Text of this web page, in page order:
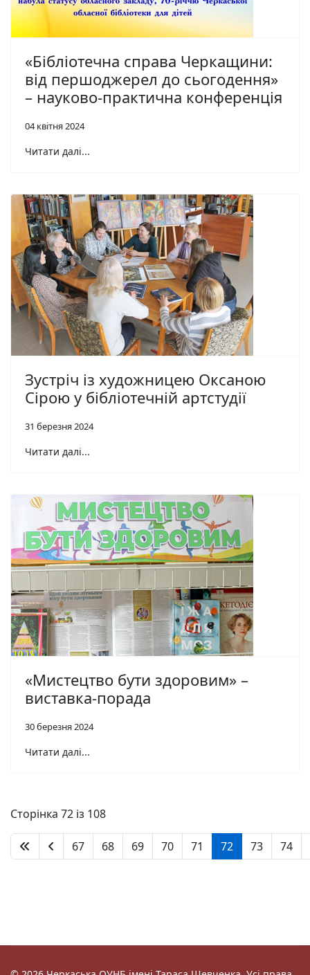
«Бібліотечна справа Черкащини:
від першоджерел до сьогодення»
– науково-практична конференція
04 квітня 2024
Читати далі...
Зустріч із художницею Оксаною
Сірою у бібліотечній артстудії
31 березня 2024
Читати далі...
«Мистецтво бути здоровим» –
виставка-порада
30 березня 2024
Читати далі...
Сторінка 72 із 108
67 68 69 70 71 72 73 74